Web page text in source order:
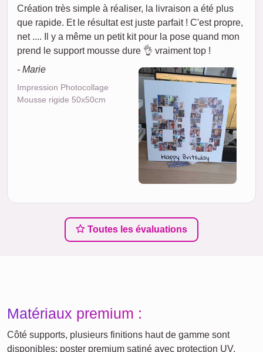
Création très simple à réaliser, la livraison a été plus
que rapide. Et le résultat est juste parfait ! C'est propre,
net .... Il y a même un petit kit pour la pose quand mon
prend le support mousse dure 👌 vraiment top !
- Marie
Impression Photocollage
Mousse rigide 50x50cm
Toutes les évaluations
Matériaux premium :
Côté supports, plusieurs finitions haut de gamme sont
disponibles: poster premium satiné avec protection UV,